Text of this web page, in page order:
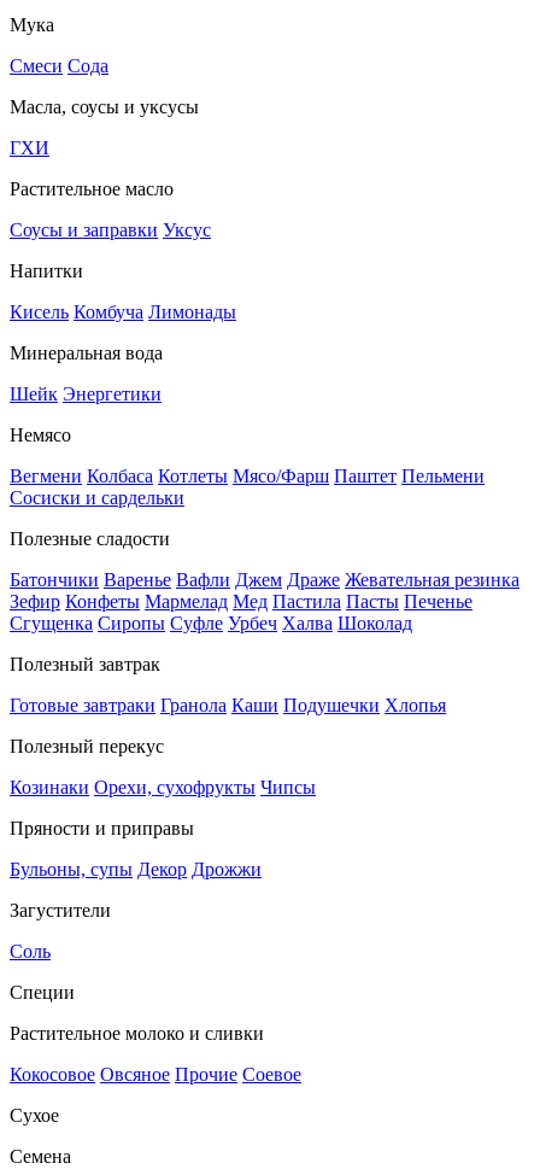
Мука
Смеси Сода
Масла, соусы и уксусы
ГХИ
Растительное масло
Соусы и заправки Уксус
Напитки
Кисель Комбуча Лимонады
Минеральная вода
Шейк Энергетики
Немясо
Вегмени Колбаса Котлеты Мясо/Фарш Паштет Пельмени
Сосиски и сардельки
Полезные сладости
Батончики Варенье Вафли Джем Драже Жевательная резинка
Зефир Конфеты Мармелад Мед Пастила Пасты Печенье
Сгущенка Сиропы Суфле Урбеч Халва Шоколад
Полезный завтрак
Готовые завтраки Гранола Каши Подушечки Хлопья
Полезный перекус
Козинаки Орехи, сухофрукты Чипсы
Пряности и приправы
Бульоны, супы Декор Дрожжи
Загустители
Соль
Специи
Растительное молоко и сливки
Кокосовое Овсяное Прочие Соевое
Сухое
Семена